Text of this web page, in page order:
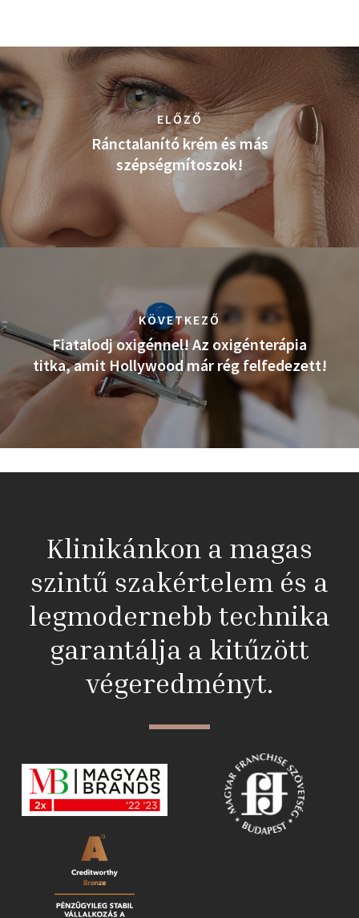
ELŐZŐ
Ránctalanító krém és más
szépségmítoszok!
KÖVETKEZŐ
Fiatalodj oxigénnel! Az oxigénterápia
titka, amit Hollywood már rég felfedezett!
Klinikánkon a magas
szintű szakértelem és a
legmodernebb technika
garantálja a kitűzött
végeredményt.